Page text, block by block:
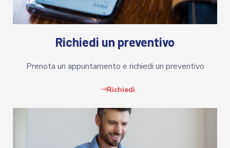
Richiedi un preventivo
Prenota un appuntamento e richiedi un preventivo
Richiedi